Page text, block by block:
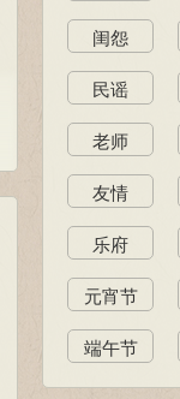
闺怨
民谣
老师
友情
乐府
元宵节
端午节